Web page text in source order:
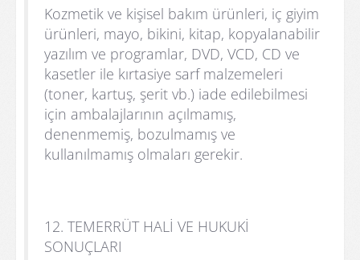
Kozmetik ve kişisel bakım ürünleri, iç giyim
ürünleri, mayo, bikini, kitap, kopyalanabilir
yazılım ve programlar, DVD, VCD, CD ve
kasetler ile kırtasiye sarf malzemeleri
(toner, kartuş, şerit vb.) iade edilebilmesi
için ambalajlarının açılmamış,
denenmemiş, bozulmamış ve
kullanılmamış olmaları gerekir.
12. TEMERRÜT HALİ VE HUKUKİ
SONUÇLARI